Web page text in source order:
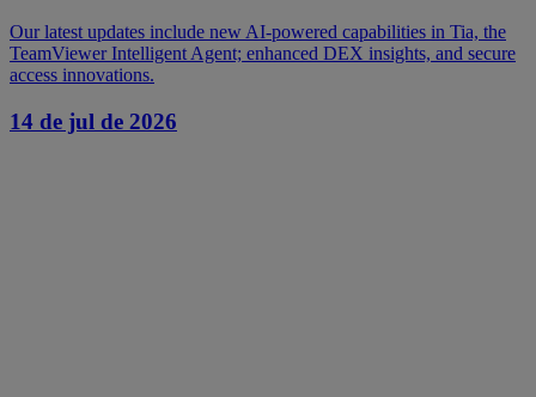
Our latest updates include new AI-powered capabilities in Tia, the
TeamViewer Intelligent Agent; enhanced DEX insights, and secure
access innovations.
14 de jul de 2026